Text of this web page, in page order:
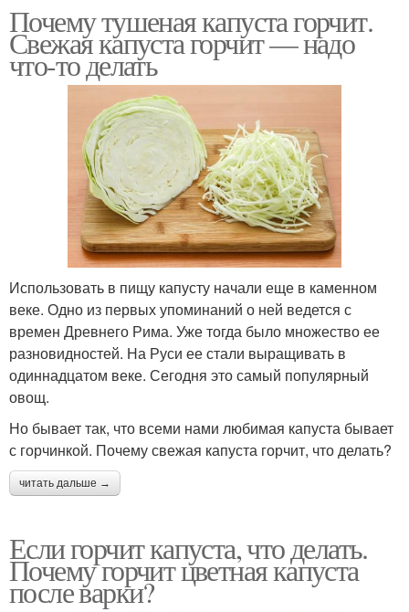
Почему тушеная капуста горчит.
Свежая капуста горчит — надо
что-то делать
Использовать в пищу капусту начали еще в каменном
веке. Одно из первых упоминаний о ней ведется с
времен Древнего Рима. Уже тогда было множество ее
разновидностей. На Руси ее стали выращивать в
одиннадцатом веке. Сегодня это самый популярный
овощ.
Но бывает так, что всеми нами любимая капуста бывает
с горчинкой. Почему свежая капуста горчит, что делать?
читать дальше →
Если горчит капуста, что делать.
Почему горчит цветная капуста
после варки?